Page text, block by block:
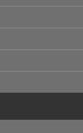
・販売する医
の送受信及び
閲覧記録等に
報を使用して